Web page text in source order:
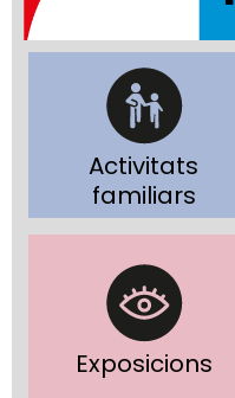
Activitats
familiars
Exposicions